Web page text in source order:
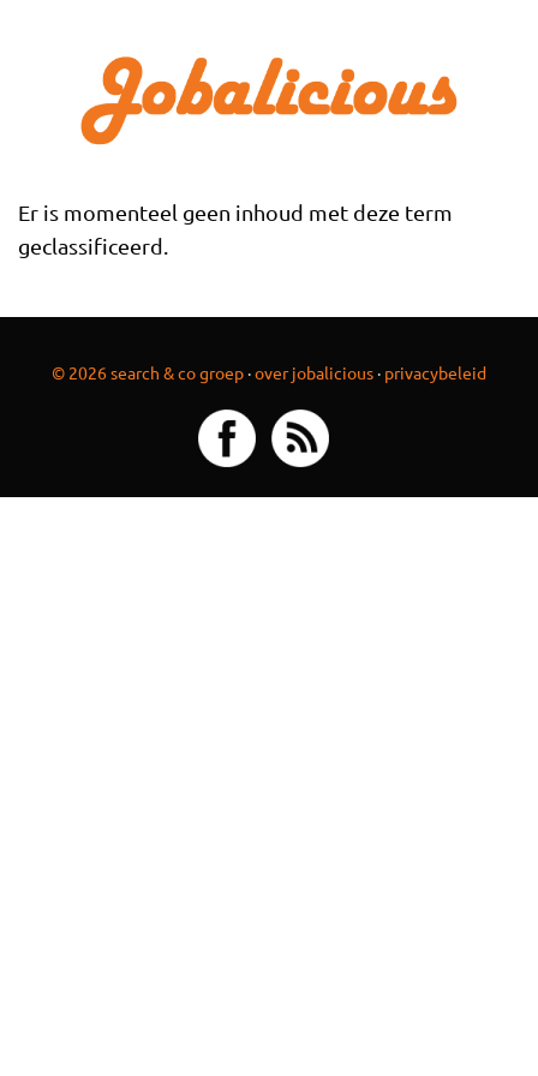
Er is momenteel geen inhoud met deze term
geclassificeerd.
© 2026 search & co groep ·over jobalicious · privacybeleid